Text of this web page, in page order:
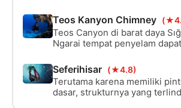
Teos Kanyon Chimney
Teos Canyon di barat daya
Ngarai tempat penyelam
berpengalaman maupun
menyelam. Selain itu terbuka
atau tuna.
Seferihisar (★4.8)
Terutama karena memiliki
dasar, strukturnya yang